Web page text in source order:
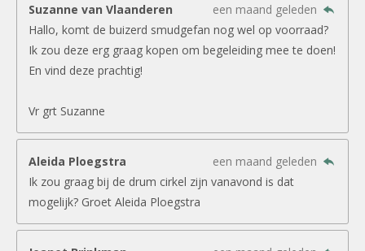
Suzanne van Vlaanderen
een maand geleden
Hallo, komt de buizerd smudgefan nog wel op voorraad?
Ik zou deze erg graag kopen om begeleiding mee te doen!
En vind deze prachtig!
Vr grt Suzanne
Aleida Ploegstra
een maand geleden
Ik zou graag bij de drum cirkel zijn vanavond is dat
mogelijk? Groet Aleida Ploegstra